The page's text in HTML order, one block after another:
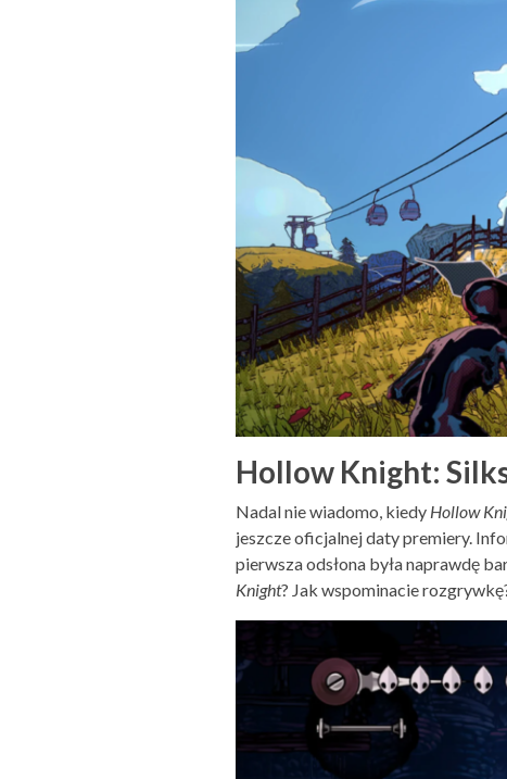
Hollow Knight:
Nadal nie wiadomo, kiedy Hollow
jeszcze oficjalnej daty premiery.
pierwsza odsłona była naprawdę
Knight? Jak wspominacie